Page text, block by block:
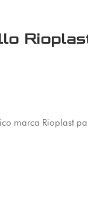
marca Rioplast